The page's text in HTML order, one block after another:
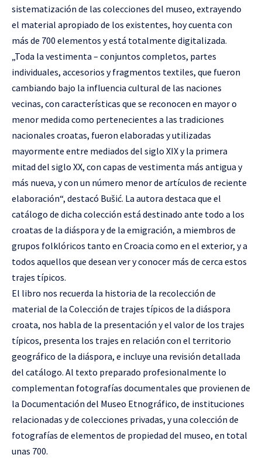
sistematización de las colecciones del museo, extrayendo
el material apropiado de los existentes, hoy cuenta con
más de 700 elementos y está totalmente digitalizada.
„Toda la vestimenta – conjuntos completos, partes
individuales, accesorios y fragmentos textiles, que fueron
cambiando bajo la influencia cultural de las naciones
vecinas, con características que se reconocen en mayor o
menor medida como pertenecientes a las tradiciones
nacionales croatas, fueron elaboradas y utilizadas
mayormente entre mediados del siglo XIX y la primera
mitad del siglo XX, con capas de vestimenta más antigua y
más nueva, y con un número menor de artículos de reciente
elaboración“, destacó Bušić. La autora destaca que el
catálogo de dicha colección está destinado ante todo a los
croatas de la diáspora y de la emigración, a miembros de
grupos folklóricos tanto en Croacia como en el exterior, y a
todos aquellos que desean ver y conocer más de cerca estos
trajes típicos.
El libro nos recuerda la historia de la recolección de
material de la Colección de trajes típicos de la diáspora
croata, nos habla de la presentación y el valor de los trajes
típicos, presenta los trajes en relación con el territorio
geográfico de la diáspora, e incluye una revisión detallada
del catálogo. Al texto preparado profesionalmente lo
complementan fotografías documentales que provienen de
la Documentación del Museo Etnográfico, de instituciones
relacionadas y de colecciones privadas, y una colección de
fotografías de elementos de propiedad del museo, en total
unas 700.